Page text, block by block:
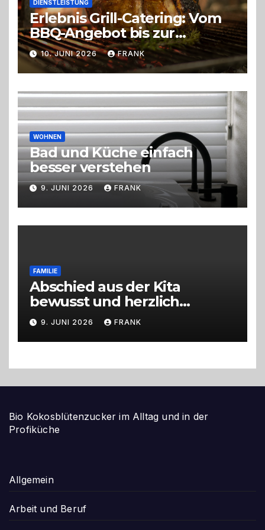
DIENSTLEISTUNG
Erlebnis Grill-Catering: Vom
BBQ-Angebot bis zur
perfekten Eventorganisation
Trend zu Outdoor-Events,
Erlebnisgastronomie und
Live-Cooking
10. JUNI 2026 FRANK
WOHNEN
Bad und Küche einfach
besser verstehen
9. JUNI 2026 FRANK
FAMILIE
Abschied aus der Kita
bewusst und herzlich
gestalten
9. JUNI 2026 FRANK
Bio Kokosblütenzucker im Alltag und in der
Profiküche
Allgemein
Arbeit und Beruf